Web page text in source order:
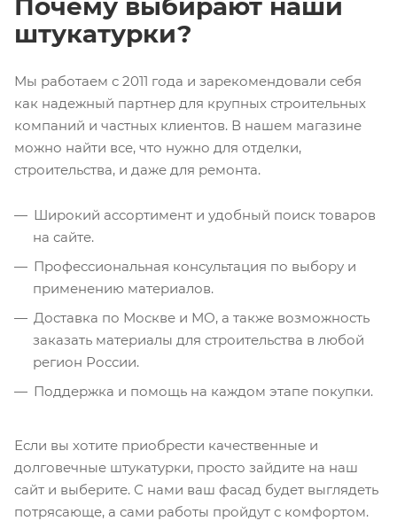
Почему выбирают наши
штукатурки?
Мы работаем с 2011 года и зарекомендовали себя
как надежный партнер для крупных строительных
компаний и частных клиентов. В нашем магазине
можно найти все, что нужно для отделки,
строительства, и даже для ремонта.
Широкий ассортимент и удобный поиск товаров
на сайте.
Профессиональная консультация по выбору и
применению материалов.
Доставка по Москве и МО, а также возможность
заказать материалы для строительства в любой
регион России.
Поддержка и помощь на каждом этапе покупки.
Если вы хотите приобрести качественные и
долговечные штукатурки, просто зайдите на наш
сайт и выберите. С нами ваш фасад будет выглядеть
потрясающе, а сами работы пройдут с комфортом.